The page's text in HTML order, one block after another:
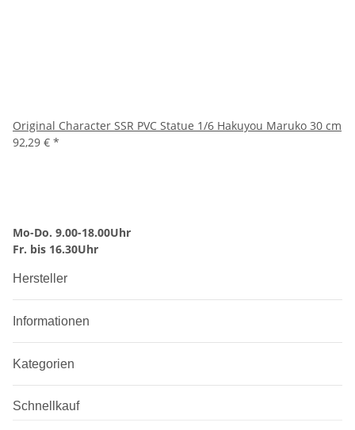
Original Character SSR PVC Statue 1/6 Hakuyou Maruko 30 cm
92,29 € *
Mo-Do. 9.00-18.00Uhr
Fr. bis 16.30Uhr
Hersteller
Informationen
Kategorien
Schnellkauf